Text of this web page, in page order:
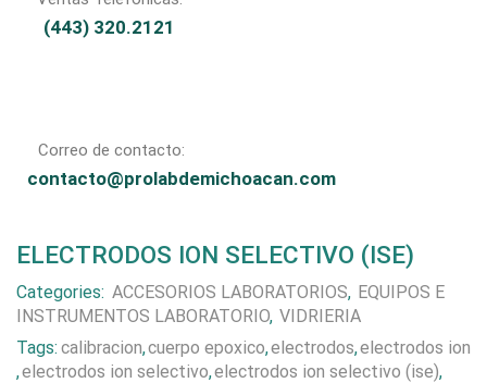
(443) 320.2121
Correo de contacto:
contacto@prolabdemichoacan.com
ELECTRODOS ION SELECTIVO (ISE)
Categories: ACCESORIOS LABORATORIOS, EQUIPOS E
INSTRUMENTOS LABORATORIO, VIDRIERIA
Tags: calibracion,cuerpo epoxico,electrodos,electrodos ion
,electrodos ion selectivo,electrodos ion selectivo (ise),